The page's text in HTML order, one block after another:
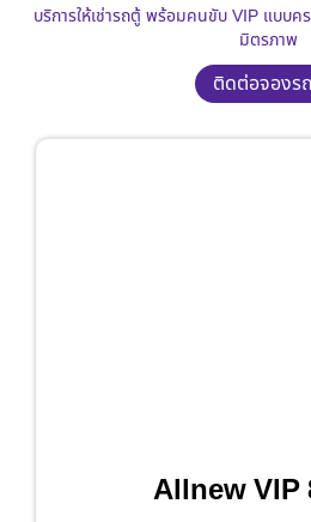
บริการให้เช่ารถตู้ พร้อมคนขับ VIP แบบค
มิตรภาพ
ติดต่อจองรถ
Allnew VIP